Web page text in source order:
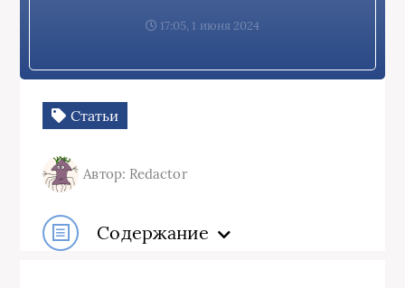
17:05, 1 июня 2024
Статьи
Автор: Redactor
Содержание